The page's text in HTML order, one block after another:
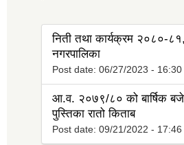
निती तथा कार्यक्रम २०८०-
नगरपालिका
Post date: 06/27/2023 - 16:30
आ.व. २०७९/८० को बार्षिक
पुस्तिका रातो किताब
Post date: 09/21/2022 - 17:46